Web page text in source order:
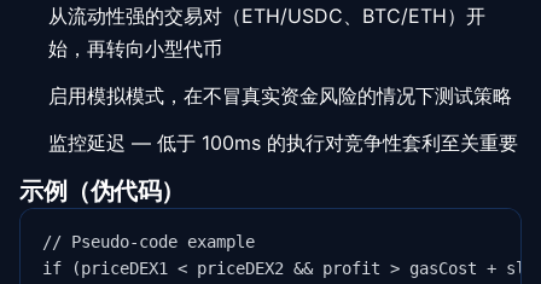
从流动性强的交易对（ETH/USDC、BTC/ETH）开
始，再转向小型代币
启用模拟模式，在不冒真实资金风险的情况下测试策略
监控延迟 — 低于 100ms 的执行对竞争性套利至关重要
示例（伪代码）
// Pseudo-code example
if (priceDEX1 < priceDEX2 && profit > gasCost +